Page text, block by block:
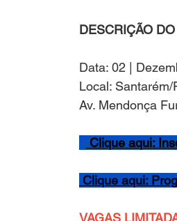
DESCRIÇÃO
Data: 02 |
Local:
Av. Mendonça
Clique aqui:
Clique aqui:
VAGAS